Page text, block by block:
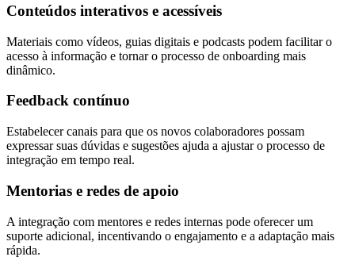
Conteúdos interativos e acessíveis
Materiais como vídeos, guias digitais e podcasts podem facilitar o
acesso à informação e tornar o processo de onboarding mais
dinâmico.
Feedback contínuo
Estabelecer canais para que os novos colaboradores possam
expressar suas dúvidas e sugestões ajuda a ajustar o processo de
integração em tempo real.
Mentorias e redes de apoio
A integração com mentores e redes internas pode oferecer um
suporte adicional, incentivando o engajamento e a adaptação mais
rápida.